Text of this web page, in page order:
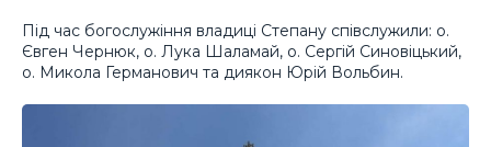
Під час богослужіння владиці Степану співслужили: о.
Євген Чернюк, о. Лука Шаламай, о. Сергій Синовіцький,
о. Микола Германович та диякон Юрій Вольбин.